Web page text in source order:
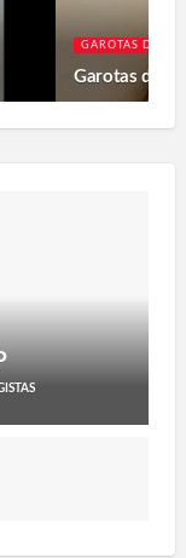
GAROTAS DE
Garotas de